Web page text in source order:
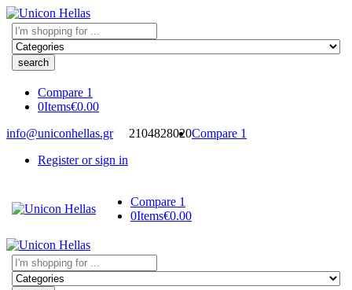
Search
here
Compare 1
0Items€0.00
info@uniconhellas.gr
2104828020Compare 1
Register or sign in
Compare 1
0Items€0.00
Search
here